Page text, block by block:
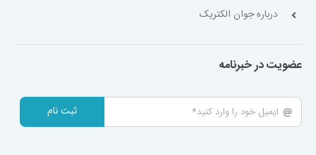
درباره جوان الکتریک
عضویت در خبرنامه
ثبت نام